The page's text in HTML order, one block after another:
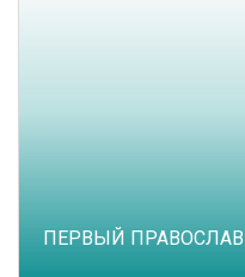
ПЕРВЫЙ